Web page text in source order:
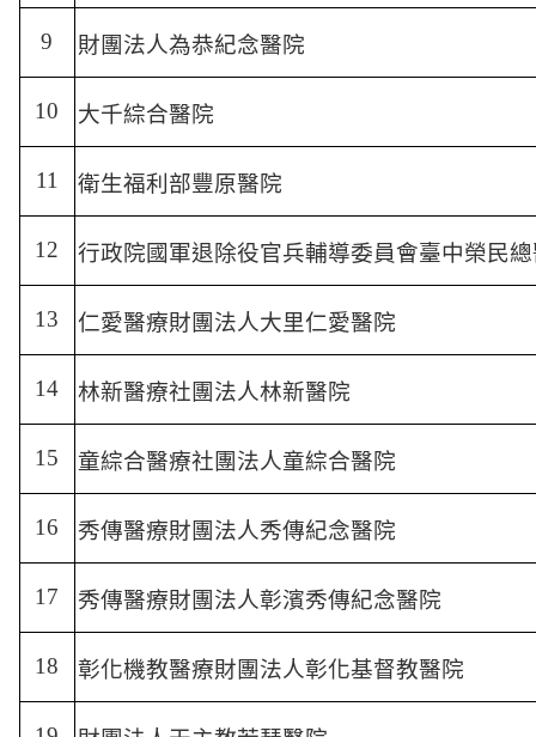
9 財團法人為恭紀念醫院
10 大千綜合醫院
11 衛生福利部豐原醫院
12 行政院國軍退除役官兵輔導委員會臺中榮民
13 仁愛醫療財團法人大里仁愛醫院
14 林新醫療社團法人林新醫院
15 童綜合醫療社團法人童綜合醫院
16 秀傳醫療財團法人秀傳紀念醫院
17 秀傳醫療財團法人彰濱秀傳紀念醫院
18 彰化機教醫療財團法人彰化基督教醫院